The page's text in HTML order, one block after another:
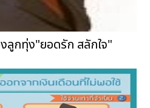
ลูกทุ่ง"ยอดรัก สลักใจ"